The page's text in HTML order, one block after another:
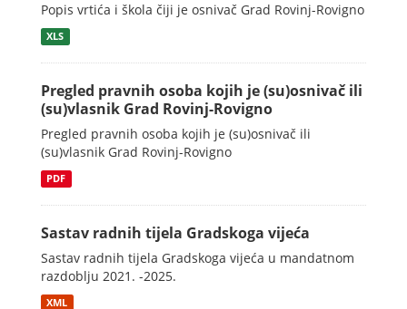
Popis vrtića i škola čiji je osnivač Grad Rovinj-Rovigno
XLS
Pregled pravnih osoba kojih je (su)osnivač ili
(su)vlasnik Grad Rovinj-Rovigno
Pregled pravnih osoba kojih je (su)osnivač ili
(su)vlasnik Grad Rovinj-Rovigno
PDF
Sastav radnih tijela Gradskoga vijeća
Sastav radnih tijela Gradskoga vijeća u mandatnom
razdoblju 2021. -2025.
XML